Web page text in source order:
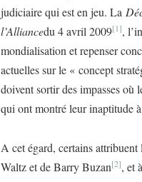
judiciaire qui est en jeu. La
l’Alliancedu 4 avril 2009[1],
mondialisation et repenser
actuelles sur le « concept
doivent sortir des impasses où
qui ont montré leur inaptitude
A cet égard, certains
Waltz et de Barry Buzan[2], et